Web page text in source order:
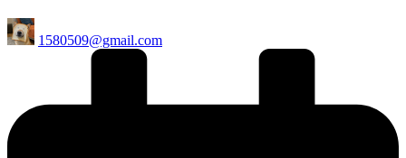
Posted
by
1580509@gmail.com